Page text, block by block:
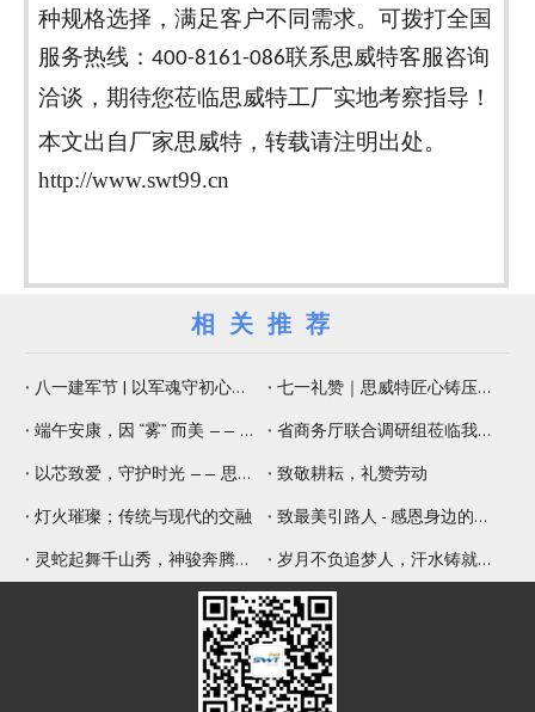
种规格选择，满足客户不同需求。可拨打全国
服务热线： 400-8161-086联系思威特客服咨询
洽谈，期待您莅临思威特工厂实地考察指导！
本文出自厂家思威特，转载请注明出处。
http://www.swt99.cn
相关推荐
八一建军节 | 以军魂守初心，以精工铸品质
七一礼赞｜思威特匠心铸压电元器件，纳米微孔片佑健康生活
端午安康，因 “雾” 而美 —— 思威特压电雾化片，守护嗅觉与健康
省商务厅联合调研组莅临我司调研 赋能专精特新提质增效
以芯致爱，守护时光 —— 思威特致敬母亲节
致敬耕耘，礼赞劳动
灯火璀璨；传统与现代的交融
致最美引路人 - 感恩身边的师傅
灵蛇起舞千山秀，神骏奔腾九野新
岁月不负追梦人，汗水铸就辉煌年